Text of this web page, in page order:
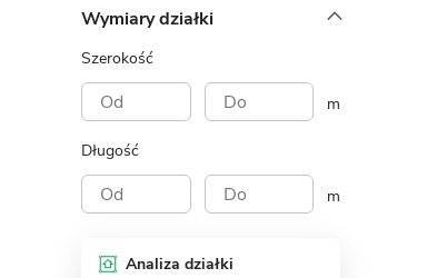
Wymiary działki
Szerokość
m
Długość
m
Analiza działki